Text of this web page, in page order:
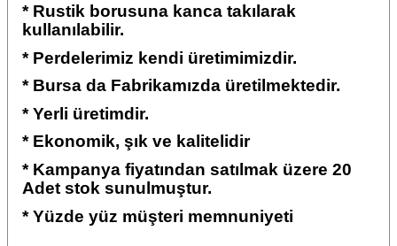
* Rustik borusuna kanca takılarak
kullanılabilir.
* Perdelerimiz kendi üretimimizdir.
* Bursa da Fabrikamızda üretilmektedir.
* Yerli üretimdir.
* Ekonomik, şık ve kalitelidir
* Kampanya fiyatından satılmak üzere 20
Adet stok sunulmuştur.
* Yüzde yüz müşteri memnuniyeti